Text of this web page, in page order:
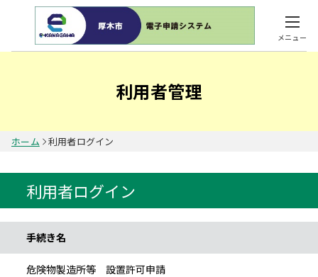
メニュー
利用者管理
ホーム 利用者ログイン
利用者ログイン
手続き名
危険物製造所等 設置許可申請